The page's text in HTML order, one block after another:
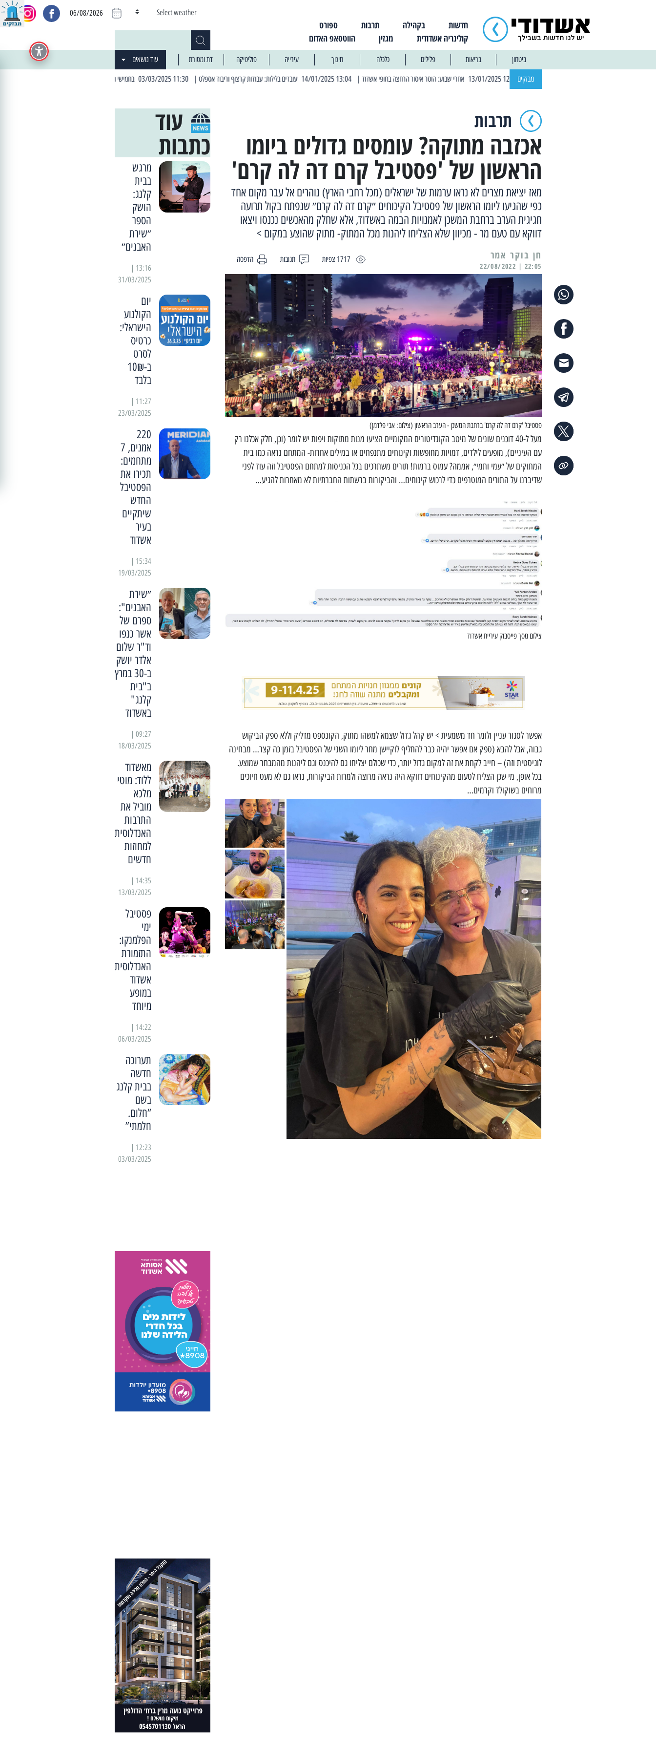
חדשות בקהילה תרבות
ספורט
קולינריה אשדודית
מגזין הווטסאפ האדום
Select weather
06/08/2026
ביטחון בריאות פלילים כלכלה חינוך עירייה פוליטיקה דת ומסורת עוד נושאים
מבזקים | 13:04 14/01/2025 עובדים בלילות: עבודות קרצוף וריבוד אספלט | 11:30 03/03/2025 בחמישי הקרוב: הרחובות בהם תהיה הפסקת חשמל יזומה
תרבות
אכזבה מתוקה? עומסים גדולים ביומו
הראשון של 'פסטיבל קרם דה לה קרם'
מאז יציאת מצרים לא נראו ערמות של ישראלים (מכל רחבי הארץ) נוהרים אל עבר מקום אחד
כפי שהגיעו ליומו הראשון של פסטיבל הקינוחים ״קרם דה לה קרם״ שנפתח בקול תרועה
חגיגית הערב ברחבת המשכן לאמנויות הבמה באשדוד, אלא שחלק מהאנשים נכנסו ויצאו
דווקא עם טעם מר - מכיוון שלא הצליחו ליהנות מכל המתוק- מתוק שהוצע במקום >
1717 צפיות תגובות הדפסה
22:05 | 22/08/2022
פסטיבל 'קרם דה לה קרם' ברחבת המשכן - הערב הראשון (צילום: אבי פלדמן)
מעל ל-40 דוכנים שונים של מיטב הקונדיטורים המקומיים הציעו מנות מתוקות ויפות יש לומר (וכן, חלק אכלנו רק
עם העיניים), מופעים לילדים, דמויות מחופשות וקינוחים מתנפחים או במילים אחרות- המתחם נראה כמו בית
המתוקים של ״עמי ותמי״, אממה? עמוס ברמות! תורים משתרכים בכל הכניסות למתחם הפסטיבל וזה עוד לפני
שדיברנו על התורים המוטרפים כדי לרכוש קינוחים… והביקורות ברשתות החברתיות לא מאחרות להגיע…
צילום מסך פייסבוק עיריית אשדוד
אפשר לסגור עניין ולומר חד משמעית > יש קהל גדול שצמא למשהו מתוק, הקונספט מדליק וללא ספק הביקוש
גבוה, אבל להבא (ספק אם אפשר יהיה כבר להחליף לוקיישן מחר ליומו השני של הפסטיבל בזמן כה קצר… מבחינה
לוגיסטית וזה) – חייב לקחת את זה למקום גדול יותר, כדי שכולם יצליחו גם להיכנס וגם ליהנות מהמבחר שמוצע.
בכל אופן, מי שכן הצליח לטעום מהקינוחים דווקא היה נראה מרוצה ולמרות הביקורות, נראו גם לא מעט חיוכים
מרוחים בשוקולד וקרמים…
עוד
כתבות
מרגש
בבית
קלנג:
הושק
הספר
״שירת
האבנים״
31/03/2025
יום
הקולנוע
הישראלי:
כרטיס
לסרט
ב-10₪
בלבד
23/03/2025
220
אמנים, 7
מתחמים:
תכירו את
הפסטיבל
החדש
שיתקיים
בעיר
אשדוד
19/03/2025
״שירת
האבנים":
ספרם של
אשר כנפו
וד"ר שלום
אלדר יושק
ב-30 במרץ
ב"בית
קלנג"
באשדוד
18/03/2025
מאשדוד
ללוד: מוטי
מלכא
מוביל את
התרבות
האנדלוסית
למחוזות
חדשים
13/03/2025
פסטיבל
ימי
הפלמנקו:
התזמורת
האנדלוסית
אשדוד
במופע
מיוחד
06/03/2025
תערוכה
חדשה
בבית קלנג
בשם
“חלום.
חלמתי”
03/03/2025